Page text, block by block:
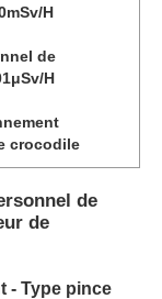
H
de
H
crocodile
de
de
- Type pince